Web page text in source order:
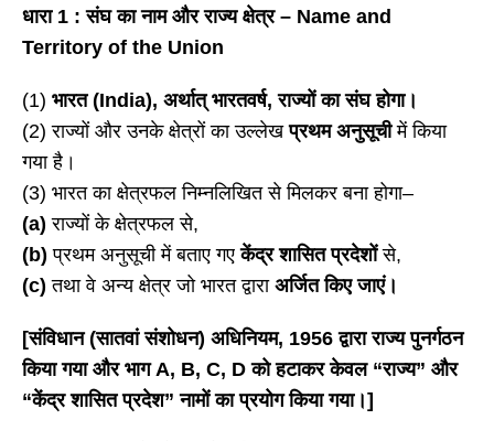
धारा 1 : संघ का नाम और राज्य क्षेत्र – Name and
Territory of the Union
(1) भारत (India), अर्थात् भारतवर्ष, राज्यों का संघ होगा।
(2) राज्यों और उनके क्षेत्रों का उल्लेखप्रथम अनुसूचीमें किया
गया है।
(3) भारत का क्षेत्रफल निम्नलिखित से मिलकर बना होगा–
(a) राज्यों के क्षेत्रफल से,
(b) प्रथम अनुसूची में बताए गएकेंद्र शासित प्रदेशोंसे,
(c) तथा वे अन्य क्षेत्र जो भारत द्वारा अर्जित किए जाएं।
[संविधान (सातवां संशोधन) अधिनियम, 1956 द्वारा राज्य पुनर्गठन
किया गया और भाग A, B, C, D को हटाकर केवल “राज्य” और
“केंद्र शासित प्रदेश” नामों का प्रयोग किया गया।]